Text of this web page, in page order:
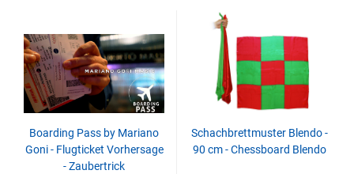
Boarding Pass by Mariano
Goni - Flugticket Vorhersage
- Zaubertrick
Schachbrettmuster Blendo -
90 cm - Chessboard Blendo